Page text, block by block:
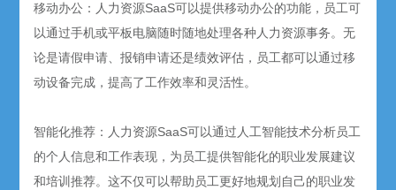
移动办公：人力资源SaaS可以提供移动办公的功能，员工可
以通过手机或平板电脑随时随地处理各种人力资源事务。无
论是请假申请、报销申请还是绩效评估，员工都可以通过移
动设备完成，提高了工作效率和灵活性。
智能化推荐：人力资源SaaS可以通过人工智能技术分析员工
的个人信息和工作表现，为员工提供智能化的职业发展建议
和培训推荐。这不仅可以帮助员工更好地规划自己的职业发